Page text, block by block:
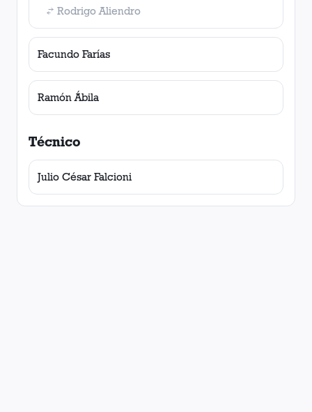
Rodrigo Aliendro
Facundo Farías
Ramón Ábila
Técnico
Julio César Falcioni